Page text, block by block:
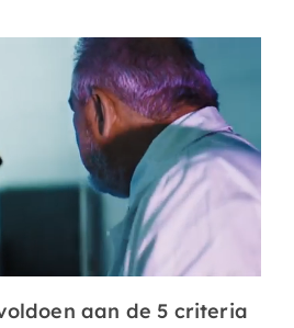
aan de 5 criteria